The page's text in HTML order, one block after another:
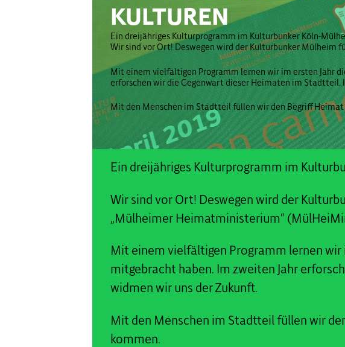
KULTUREN
Ein dreijähriges Kulturprogramm im Kulturbunker Köln-
Wir sind vor Ort! Deswegen wird der Kulturbunker Mülheim
Mit einem vielfältigen Programm lernen wir im ersten Jahr
erforschen wir die Gegenwart dieser Heimaten im Stadtteil.
Mit den Menschen im Stadtteil füllen wir den Begriff Heimat
Ein dreijähriges Kulturprogramm im
Wir sind vor Ort! Deswegen wird der
„Mülheimer Heimatministerium“
Mit einem vielfältigen Programm lernen
mitgebracht haben. Im zweiten Jahr
widmen wir uns der Zukunft.
Mit den Menschen im Stadtteil füllen wir
kommen.